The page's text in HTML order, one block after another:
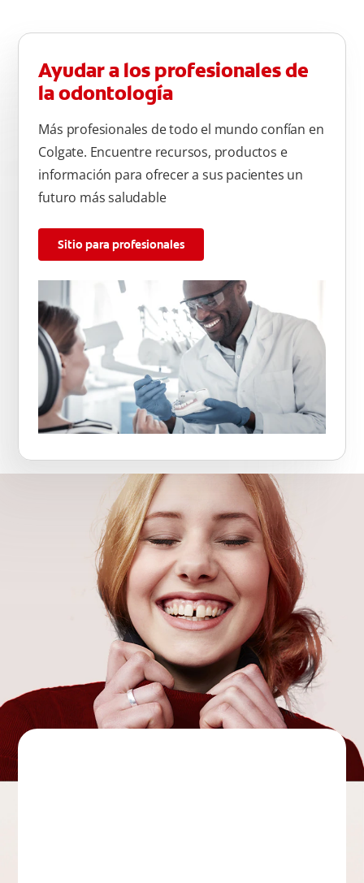
Ayudar a los profesionales de
la odontología
Más profesionales de todo el mundo confían en
Colgate. Encuentre recursos, productos e
información para ofrecer a sus pacientes un
futuro más saludable
Sitio para profesionales